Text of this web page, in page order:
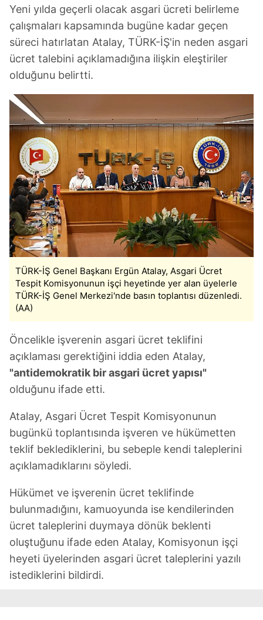
Yeni yılda geçerli olacak asgari ücreti belirleme
çalışmaları kapsamında bugüne kadar geçen
süreci hatırlatan Atalay, TÜRK-İŞ'in neden asgari
ücret talebini açıklamadığına ilişkin eleştiriler
olduğunu belirtti.
TÜRK-İŞ Genel Başkanı Ergün Atalay, Asgari Ücret
Tespit Komisyonunun işçi heyetinde yer alan üyelerle
TÜRK-İŞ Genel Merkezi'nde basın toplantısı düzenledi.
(AA)
Öncelikle işverenin asgari ücret teklifini
açıklaması gerektiğini iddia eden Atalay,
"antidemokratik bir asgari ücret yapısı"
olduğunu ifade etti.
Atalay, Asgari Ücret Tespit Komisyonunun
bugünkü toplantısında işveren ve hükümetten
teklif beklediklerini, bu sebeple kendi taleplerini
açıklamadıklarını söyledi.
Hükümet ve işverenin ücret teklifinde
bulunmadığını, kamuoyunda ise kendilerinden
ücret taleplerini duymaya dönük beklenti
oluştuğunu ifade eden Atalay, Komisyonun işçi
heyeti üyelerinden asgari ücret taleplerini yazılı
istediklerini bildirdi.